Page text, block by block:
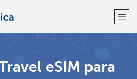
eSIM para